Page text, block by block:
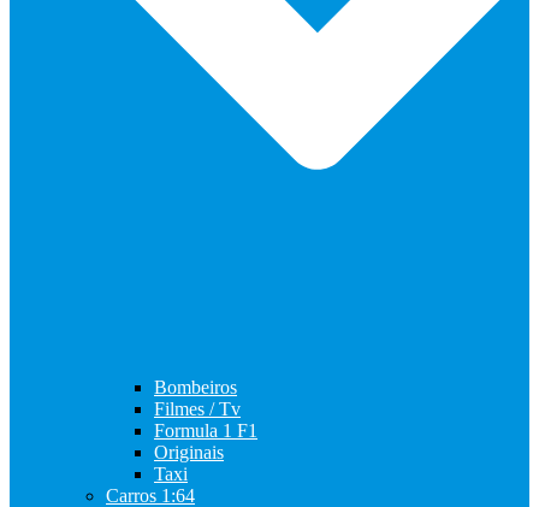
Bombeiros
Filmes / Tv
Formula 1 F1
Originais
Taxi
Carros 1:64